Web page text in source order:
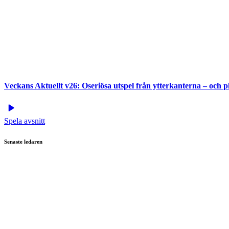
Veckans Aktuellt v26: Oseriösa utspel från ytterkanterna – och
Spela avsnitt
Senaste ledaren